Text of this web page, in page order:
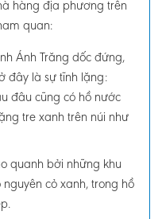
hàng địa phương trên
quan:
Ánh Trăng dốc đứng,
đây là sự tĩnh lặng:
đâu cũng có hồ nước
tre xanh trên núi như
quanh bởi những khu
cỏ xanh, trong hồ